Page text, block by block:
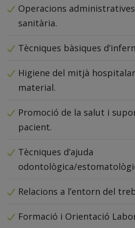
Operacions
sanitària.
Tècniques bàsiques
Higiene del mitjà
material.
Promoció de la salut i
pacient.
Tècniques d’ajuda
odontològica/
Relacions a l’entorn del
Formació i Orientació